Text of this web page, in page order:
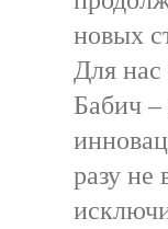
новых
Для нас
Бабич –
разу не